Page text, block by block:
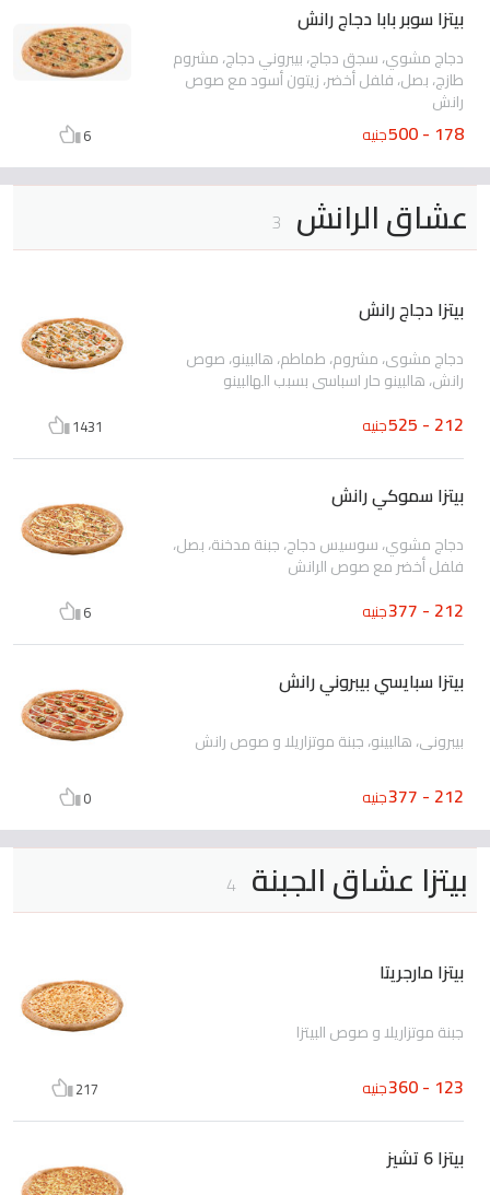
بيتزا سوبر بابا دجاج رانش
دجاج مشوي، سجق دجاج، بيبروني دجاج، مشروم
طازج، بصل، فلفل أخضر، زيتون أسود مع صوص
رانش
178 - 500 جنيه 6
عشاق الرانش 3
بيتزا دجاج رانش
دجاج مشوى، مشروم، طماطم، هالبينو، صوص
رانش، هالبينو حار اسباسى بسبب الهالبينو
212 - 525 جنيه 1431
بيتزا سموكي رانش
دجاج مشوي، سوسيس دجاج، جبنة مدخنة، بصل،
فلفل أخضر مع صوص الرانش
212 - 377 جنيه 6
بيتزا سبايسي بيبروني رانش
بيبروني، هالبينو، جبنة موتزاريلا و صوص رانش
212 - 377 جنيه 0
بيتزا عشاق الجبنة 4
بيتزا مارجريتا
جبنة موتزاريلا و صوص البيتزا
123 - 360 جنيه 217
بيتزا 6 تشيز